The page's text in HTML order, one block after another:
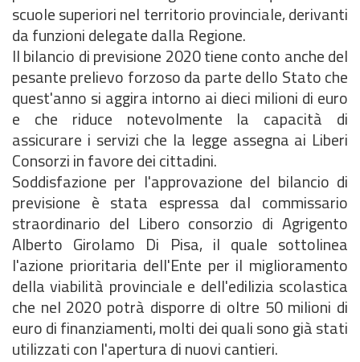
scuole superiori nel territorio provinciale, derivanti
da funzioni delegate dalla Regione.
Il bilancio di previsione 2020 tiene conto anche del
pesante prelievo forzoso da parte dello Stato che
quest'anno si aggira intorno ai dieci milioni di euro
e che riduce notevolmente la capacità di
assicurare i servizi che la legge assegna ai Liberi
Consorzi in favore dei cittadini.
Soddisfazione per l'approvazione del bilancio di
previsione è stata espressa dal commissario
straordinario del Libero consorzio di Agrigento
Alberto Girolamo Di Pisa, il quale sottolinea
l'azione prioritaria dell'Ente per il miglioramento
della viabilità provinciale e dell'edilizia scolastica
che nel 2020 potrà disporre di oltre 50 milioni di
euro di finanziamenti, molti dei quali sono già stati
utilizzati con l'apertura di nuovi cantieri.